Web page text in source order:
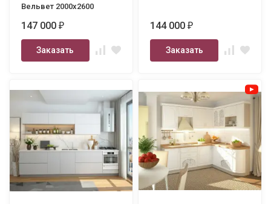
Вельвет 2000х2600
147 000₽
Заказать
144 000₽
Заказать